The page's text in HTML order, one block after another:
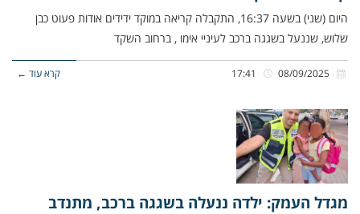
היום (שני) בשעה 16:37, התקבלה קריאה במוקד ידידים אודות פעוט כבן
שלוש, שננעל בשגגה ברכב לעיניי אימו , ברחוב השקד
קרא עוד ←
מגדל העמק: ילדה ננעלה בשגגה ברכב, מתנדב